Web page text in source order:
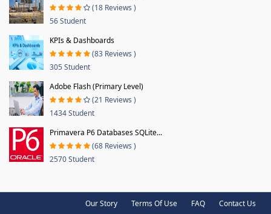
(18 Reviews )
56 Student
KPIs & Dashboards
(83 Reviews )
305 Student
Adobe Flash (Primary Level)
(21 Reviews )
1434 Student
Primavera P6 Databases SQLite...
(68 Reviews )
2570 Student
Our Story Terms Of Use FAQ Contact Us